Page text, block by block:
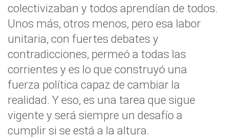
colectivizaban y todos aprendían de todos.
Unos más, otros menos, pero esa labor
unitaria, con fuertes debates y
contradicciones, permeó a todas las
corrientes y es lo que construyó una
fuerza política capaz de cambiar la
realidad. Y eso, es una tarea que sigue
vigente y será siempre un desafío a
cumplir si se está a la altura.